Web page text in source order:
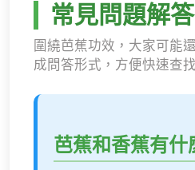
常見問題解答
圍繞芭蕉功效，大家可能
成問答形式，方便快速查找
芭蕉和香蕉有什